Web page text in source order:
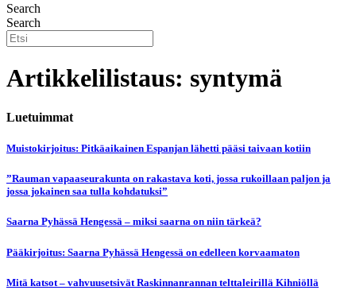
Search
Search
Artikkelilistaus: syntymä
Luetuimmat
Muistokirjoitus: Pitkäaikainen Espanjan lähetti pääsi taivaan kotiin
”Rauman vapaaseurakunta on rakastava koti, jossa rukoillaan paljon ja
jossa jokainen saa tulla kohdatuksi”
Saarna Pyhässä Hengessä – miksi saarna on niin tärkeä?
Pääkirjoitus: Saarna Pyhässä Hengessä on edelleen korvaamaton
Mitä katsot – vahvuusetsivät Raskinnanrannan telttaleirillä Kihniöllä